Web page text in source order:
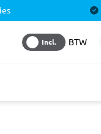
Incl. BTW